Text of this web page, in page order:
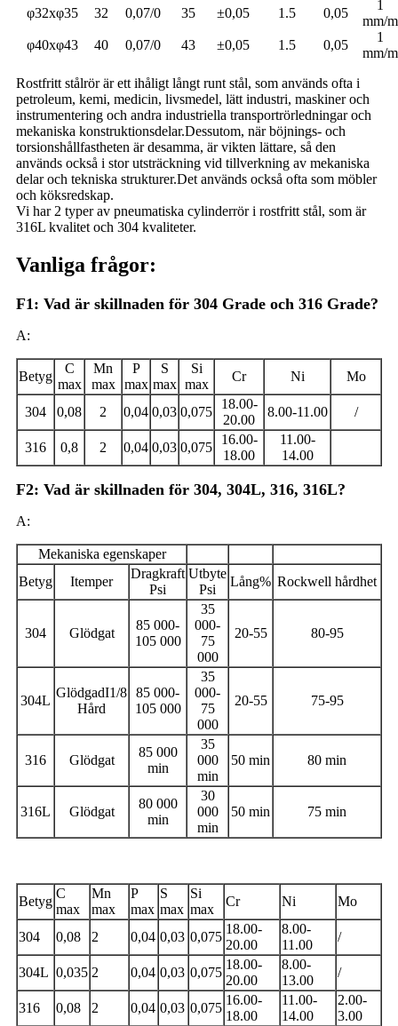
φ32xφ35 32 0,07/0 35 ±0,05 1.5 0,05
1
mm/m
φ40xφ43
40 0,07/0 43 ±0,05 1.5 0,05
1
mm/m
Rostfritt stålrör är ett ihåligt långt runt stål, som används ofta i
petroleum, kemi, medicin, livsmedel, lätt industri, maskiner och
instrumentering och andra industriella transportrörledningar och
mekaniska konstruktionsdelar.Dessutom, när böjnings- och
torsionshållfastheten är desamma, är vikten lättare, så den
används också i stor utsträckning vid tillverkning av mekaniska
delar och tekniska strukturer.Det används också ofta som möbler
och köksredskap.
Vi har 2 typer av pneumatiska cylinderrör i rostfritt stål, som är
316L kvalitet och 304 kvaliteter.
Vanliga frågor:
F1: Vad är skillnaden för 304 Grade och 316 Grade?
A:
Betyg
C
max
Mn
max
P
max
S
max
Si
max
Cr Ni Mo
304 0,08 2 0,04 0,03 0,075
18.00-
20.00
8.00-11.00 /
316 0,8 2 0,04 0,03 0,075
16.00-
18.00
11.00-
14.00
F2: Vad är skillnaden för 304, 304L, 316, 316L?
A:
Mekaniska egenskaper
Betyg
Itemper
Dragkraft
Psi
Utbyte
Psi
Lång% Rockwell hårdhet
304 Glödgat
85 000-
105 000
35
000-
75
000
20-55 80-95
304L
GlödgadI1/8
Hård
85 000-
105 000
35
000-
75
000
20-55 75-95
316 Glödgat
85 000
min
35
000
min
50 min 80 min
316L Glödgat
80 000
min
30
000
min
50 min 75 min
Betyg
C
max
Mn
max
P
max
S
max
Si
max
Cr Ni Mo
304 0,08 2 0,04 0,03 0,075
18.00-
20.00
8.00-
11.00
/
304L 0,035 2 0,04 0,03 0,075
18.00-
20.00
8.00-
13.00
/
316 0,08 2 0,04 0,03 0,075
16.00-
18.00
11.00-
14.00
2.00-
3.00